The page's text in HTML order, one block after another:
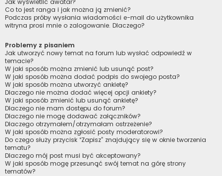
Co to jest ranga i jak można ją zmienić?
Podczas próby wysłania wiadomości e-mail do użytkownika
witryna prosi mnie o zalogowanie. Dlaczego?
Problemy z pisaniem
Jak utworzyć nowy temat na forum lub wysłać odpowiedź w
temacie?
W jaki sposób można zmienić lub usunąć post?
W jaki sposób można dodać podpis do swojego posta?
W jaki sposób można utworzyć ankietę?
Dlaczego nie można dodać więcej opcji ankiety?
W jaki sposób zmienić lub usunąć ankietę?
Dlaczego nie mam dostępu do forum?
Dlaczego nie mogę dodawać załączników?
Dlaczego otrzymałem/otrzymałam ostrzeżenie?
W jaki sposób można zgłosić posty moderatorowi?
Do czego służy przycisk “Zapisz” znajdujący się w oknie tworzenia
tematu?
Dlaczego mój post musi być akceptowany?
W jaki sposób mogę przesunąć swój temat na górę strony
tematów?